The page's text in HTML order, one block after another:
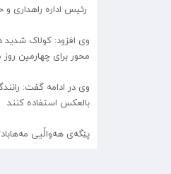
رئیس اداره راهداری و حمل‌ و نقل
وی افزود: کولاک شدید
محور برای چهارمین
وی در ادامه گفت:
بالعکس استفاده کنند
پێگەی هەواڵیی مەهاباد۳